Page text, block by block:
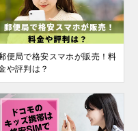
便局で格安スマホが販売！料
や評判は？